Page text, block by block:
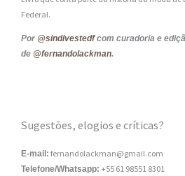
Federal.
Por @sindivestedfcom curadoria e
de @fernandolackman.
Sugestões, elogios e críticas?
E-mail: fernandolackman@gmail.com
Telefone/Whatsapp: +55 61 98551 8301